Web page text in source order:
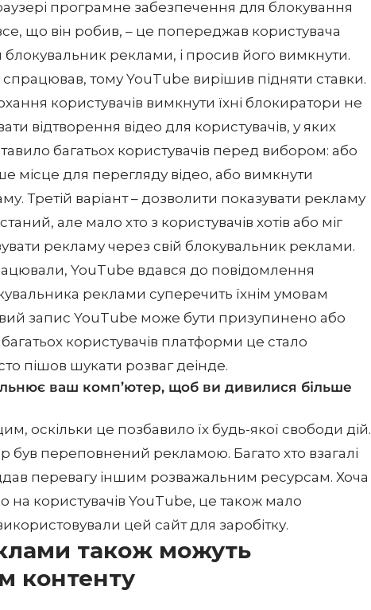
програмне забезпечення для блокування
що він робив, – це попереджав користувача
реклами, і просив його вимкнути.
тому YouTube вирішив підняти ставки.
користувачів вимкнути їхні блокиратори не
відтворення відео для користувачів, у яких
багатьох користувачів перед вибором: або
місце для перегляду відео, або вимкнути
Третій варіант – дозволити показувати рекламу
але мало хто з користувачів хотів або міг
рекламу через свій блокувальник реклами.
YouTube вдався до повідомлення
реклами суперечить їхнім умовам
запис YouTube може бути призупинено або
користувачів платформи це стало
пішов шукати розваг деінде.
ваш комп’ютер, щоб ви дивилися більше
оскільки це позбавило їх будь-якої свободи дій.
був переповнений рекламою. Багато хто взагалі
перевагу іншим розважальним ресурсам. Хоча
на користувачів YouTube, це також мало
цей сайт для заробітку.
також можуть
контенту